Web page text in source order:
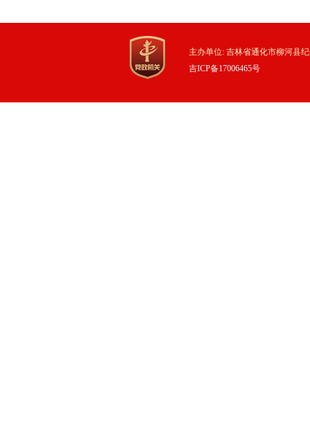
主办单位: 吉林省通化市柳河县
吉ICP备17006465号